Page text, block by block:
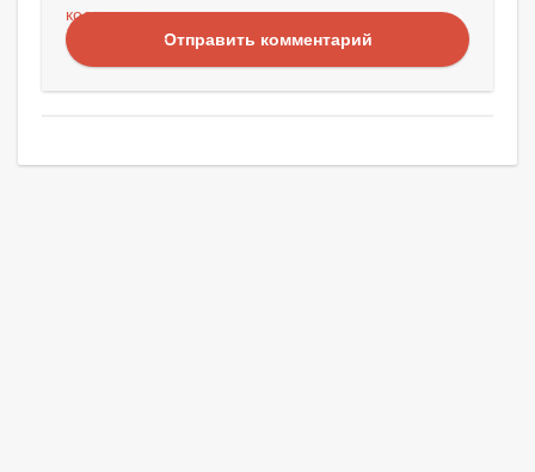
Отправить комментарий